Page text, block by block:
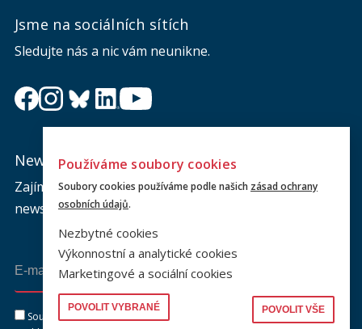
Jsme na sociálních sítích
Sledujte nás a nic vám neunikne.
Newsletter
Zajímá vás dění na fakultě? Přihlaste se k odběru
newsletteru a buďte s námi v kontaktu.
Souhlasím se zasíláním newsletteru na výše uvedenou adresu a
Používáme soubory cookies
Soubory cookies používáme podle našich zásad ochrany
osobních údajů.
Nezbytné cookies
Výkonnostní a analytické cookies
Marketingové a sociální cookies
POVOLIT VYBRANÉ POVOLIT VŠE